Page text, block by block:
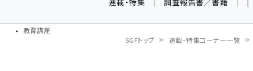
教育講座
SGFトップ 連載・特集コーナー一覧